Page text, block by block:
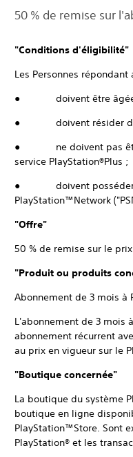
50 % de remise sur
"Conditions
Les Personnes répondant
● doivent être âgées
● doivent résider
● ne doivent pas être
service PlayStation®Plus ;
● doivent posséder
PlayStation™Network
"Offre"
50 % de remise sur le
"Produit ou produits
Abonnement de 3 mois à
L'abonnement de 3 mois
abonnement récurrent
au prix en vigueur sur le
"Boutique concernée"
La boutique du système
boutique en ligne
PlayStation™Store. Sont
PlayStation® et les